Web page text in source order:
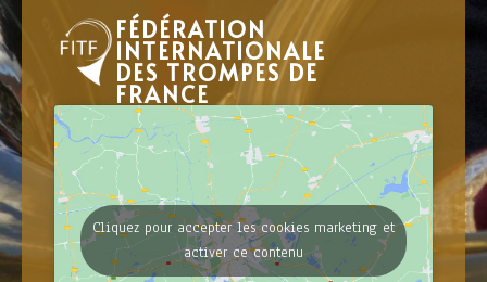
FÉDÉRATION
INTERNATIONALE
DES TROMPES DE
FRANCE
Cliquez pour accepter les cookies marketing et
activer ce contenu